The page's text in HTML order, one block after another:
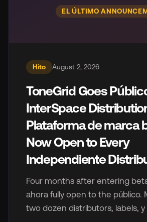
EL ÚLTIMO
Hito August 2, 2026
ToneGrid Goes
InterSpace
Plataforma de marca
Now Open to Every
Independiente
Four months after entering
ahora fully open to the público.
two dozen distributors, labels,